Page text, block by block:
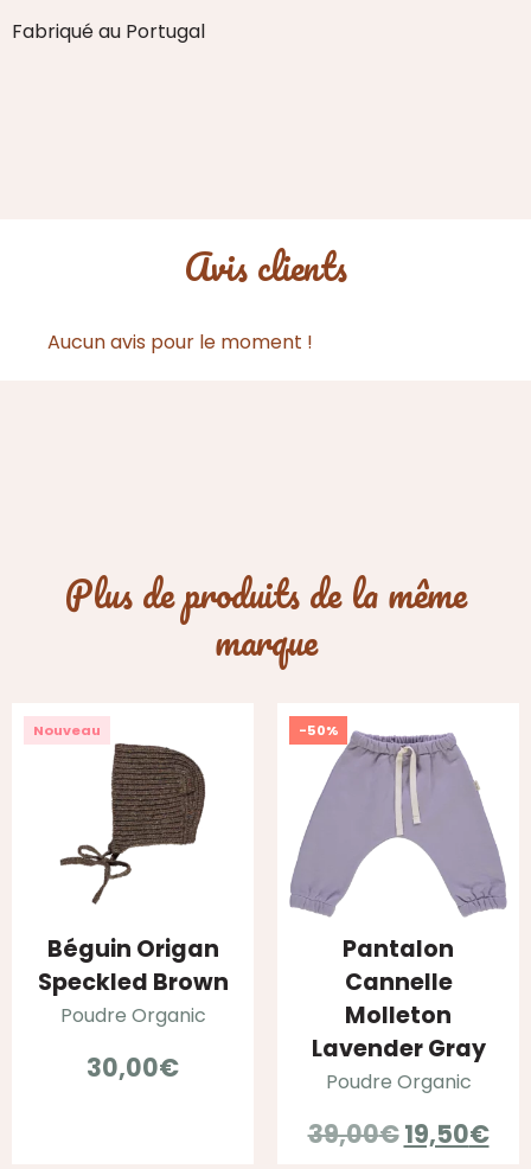
Fabriqué au Portugal
Avis clients
Aucun avis pour le moment !
Plus de produits de la même
marque
Nouveau
Béguin Origan
Speckled Brown
Poudre Organic
30,00€
-50%
Pantalon
Cannelle
Molleton
Lavender Gray
Poudre Organic
39,00€Le
19,50€Le